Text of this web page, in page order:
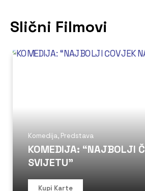
Slični Filmovi
Komedija, Predstava
KOMEDIJA: “NAJBOLJI
SVIJETU”
Kupi Karte